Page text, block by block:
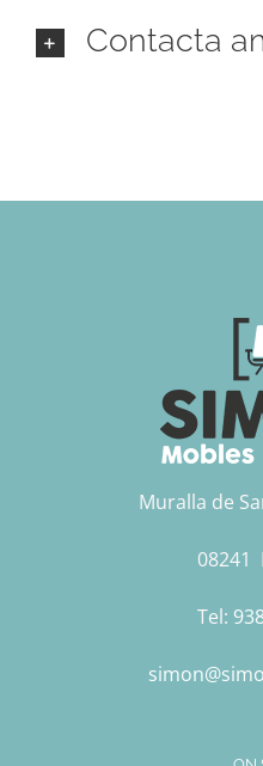
Contacta
Muralla de
08241
Tel: